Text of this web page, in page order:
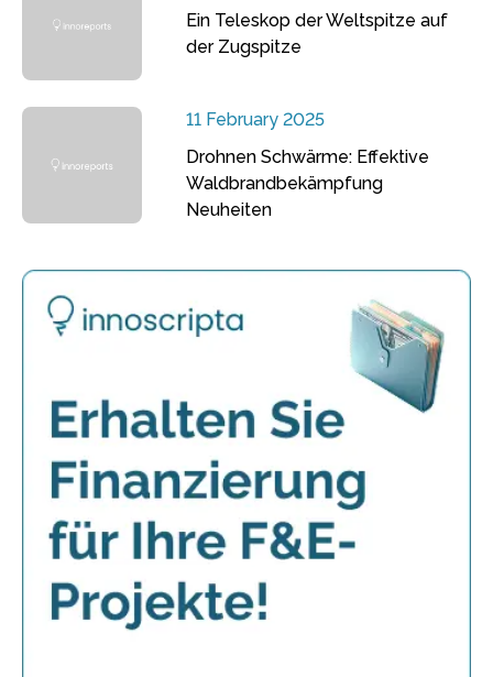
Ein Teleskop der Weltspitze auf
der Zugspitze
11 February 2025
Drohnen Schwärme: Effektive
Waldbrandbekämpfung
Neuheiten